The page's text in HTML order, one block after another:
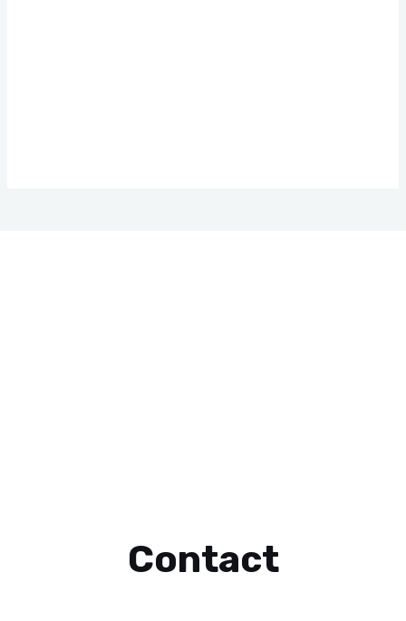
Contact